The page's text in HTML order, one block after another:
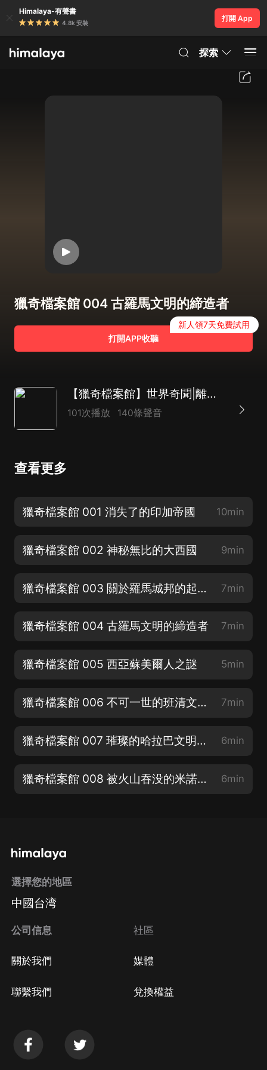
Himalaya-有聲書
4.8k 安裝
打開 App
探索
獵奇檔案館 004 古羅馬文明的締造者
打開APP收聽
新人領7天免費試用
【獵奇檔案館】世界奇聞|離奇懸案|趣聞軼事|大案紀實|民間趣聞|陰間盜墓
101次播放 140條聲音
查看更多
獵奇檔案館 001 消失了的印加帝國 10min
獵奇檔案館 002 神秘無比的大西國 9min
獵奇檔案館 003 關於羅馬城邦的起源傳說 7min
獵奇檔案館 004 古羅馬文明的締造者 7min
獵奇檔案館 005 西亞蘇美爾人之謎 5min
獵奇檔案館 006 不可一世的班清文明之謎 7min
獵奇檔案館 007 璀璨的哈拉巴文明是毀於災亂嗎 6min
獵奇檔案館 008 被火山吞没的米諾斯文明 6min
選擇您的地區
中國台湾
公司信息
關於我們
聯繫我們
社區
媒體
兌換權益